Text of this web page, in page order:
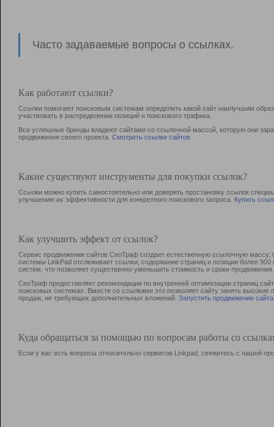
Часто задаваемые вопросы о ссылках.
Как работают ссылки?
Ссылки помогают поисковым системам определить какой сайт наилучшим
участвовать в раcпределении позиций и поискового трафика.
Все успешные бренды владеют сайтами со ссылочной массой, которую они
продвижения своего проекта. Смотреть ссылки сайтов
Какие существуют инструменты для покупки ссылок?
Ссылки можно купить самостоятельно или доверить простановку ссылок
улучшению их эффективности для конкретного поискового запроса. Купить
Как улучшить эффект от ссылок?
Сервис продвижения сайтов СеоТраф создает естественную ссылочную
системы LinkPad отслеживает ссылки, содержание страниц и позиции более
систем, что позволяет существенно уменьшить стоимость и сроки продвижения.
СеоТраф предоставляет рекомендации по внутренней оптимизации страниц
поисковых системах. Вместе со ссылками это позволяет сайту занять
продаж, не требующих дополнительных вложений. Запустить продвижение сайта
Куда обращаться за помощью по вопросам работы со
Если у вас есть вопросы относительно сервисов Linkpad, свяжитесь с нашей